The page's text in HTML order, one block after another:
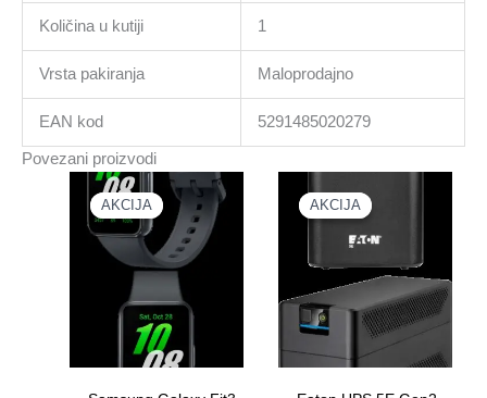
Količina u kutiji 1
Vrsta pakiranja Maloprodajno
EAN kod 5291485020279
Povezani proizvodi
AKCIJA
AKCIJA AKCIJA
AKCIJA